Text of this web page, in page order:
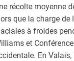
récolte moyenne
que la charge de
à froides
et
En